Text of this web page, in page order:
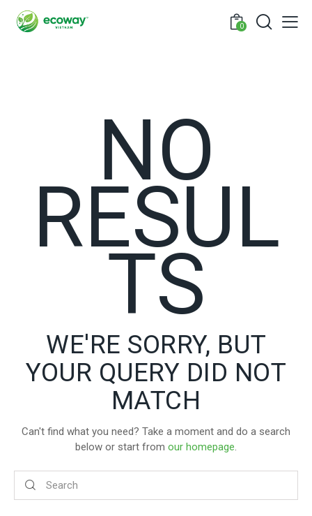
0
NO
RESUL
TS
WE'RE SORRY, BUT
YOUR QUERY DID NOT
MATCH
Can't find what you need? Take a moment and do a search
below or start from our homepage.